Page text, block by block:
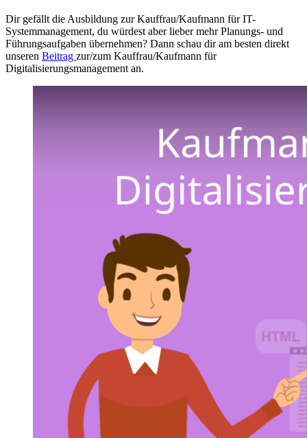
Dir gefällt die Ausbildung zur Kauffrau/Kaufmann für IT-
Systemmanagement, du würdest aber lieber mehr Planungs- und
Führungsaufgaben übernehmen? Dann schau dir am besten direkt
unseren Beitrag zur/zum Kauffrau/Kaufmann für
Digitalisierungsmanagement an.